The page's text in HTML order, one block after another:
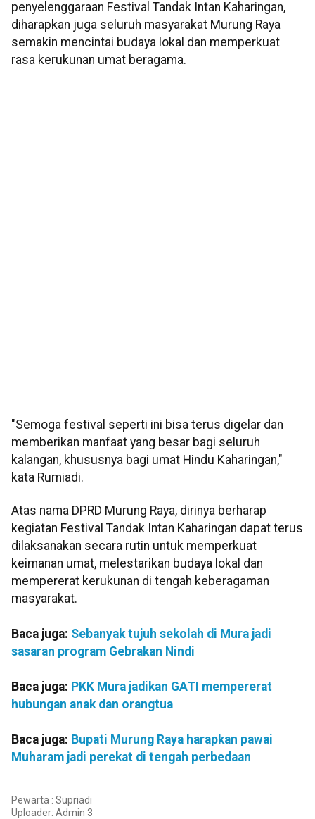
penyelenggaraan Festival Tandak Intan Kaharingan,
diharapkan juga seluruh masyarakat Murung Raya
semakin mencintai budaya lokal dan memperkuat
rasa kerukunan umat beragama.
"Semoga festival seperti ini bisa terus digelar dan
memberikan manfaat yang besar bagi seluruh
kalangan, khususnya bagi umat Hindu Kaharingan,"
kata Rumiadi.
Atas nama DPRD Murung Raya, dirinya berharap
kegiatan Festival Tandak Intan Kaharingan dapat terus
dilaksanakan secara rutin untuk memperkuat
keimanan umat, melestarikan budaya lokal dan
mempererat kerukunan di tengah keberagaman
masyarakat.
Baca juga: Sebanyak tujuh sekolah di Mura jadi
sasaran program Gebrakan Nindi
Baca juga: PKK Mura jadikan GATI mempererat
hubungan anak dan orangtua
Baca juga: Bupati Murung Raya harapkan pawai
Muharam jadi perekat di tengah perbedaan
Pewarta : Supriadi
Uploader: Admin 3